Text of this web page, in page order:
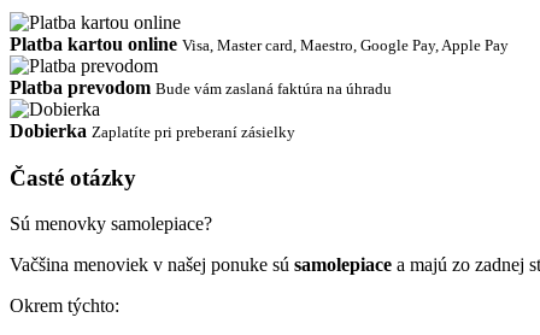
Platba kartou online Visa, Master card, Maestro, Google Pay, Apple Pay
Platba prevodom Bude vám zaslaná faktúra na úhradu
Dobierka Zaplatíte pri preberaní zásielky
Časté otázky
Sú menovky samolepiace?
Vačšina menoviek v našej ponuke sú samolepiace a majú zo zadnej
Okrem týchto: